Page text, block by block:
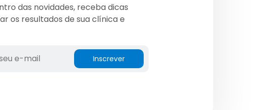
das novidades, receba dicas
os resultados de sua clínica e